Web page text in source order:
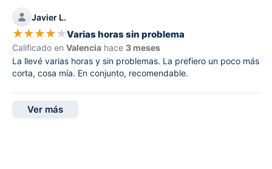
Javier L.
★★★★★Varias horas sin problema
Calificado en Valencia hace 3 meses
La llevé varias horas y sin problemas. La prefiero un poco más
corta, cosa mía. En conjunto, recomendable.
Ver más